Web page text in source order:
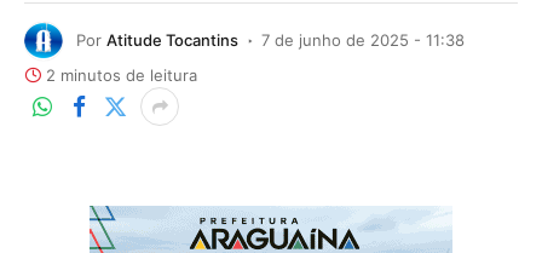
Por Atitude Tocantins
7 de junho de 2025 - 11:38
2 minutos de leitura